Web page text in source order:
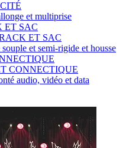
et multiprise
ET SAC
ET SAC
souple et semi-rigide et housse
CONNECTIQUE
audio, vidéo et data